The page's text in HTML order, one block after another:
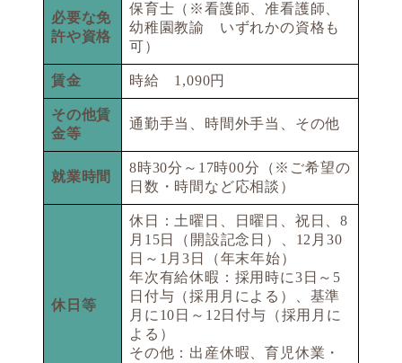
必要な免
許や資格
保育士（※看護師、准看護師、
幼稚園教諭 いずれかの資格も
可）
賃金 時給 1,090円
その他賃
金等
通勤手当、時間外手当、その他
就業時間
8時30分～17時00分（※ご希望の
日数・時間など応相談）
休日等
休日：土曜日、日曜日、祝日、8
月15日（開設記念日）、12月30
日～1月3日（年末年始）
年次有給休暇：採用時に3日～5
日付与（採用月による）、基準
月に10日～12日付与（採用月に
よる）
その他：出産休暇、育児休業・